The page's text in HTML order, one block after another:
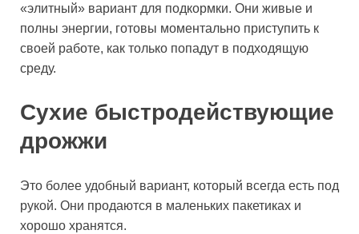
«элитный» вариант для подкормки. Они живые и
полны энергии, готовы моментально приступить к
своей работе, как только попадут в подходящую
среду.
Сухие быстродействующие
дрожжи
Это более удобный вариант, который всегда есть под
рукой. Они продаются в маленьких пакетиках и
хорошо хранятся.